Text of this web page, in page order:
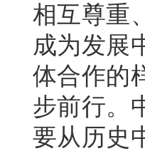
相互尊重
成为发展
体合作的
步前行。
要从历史